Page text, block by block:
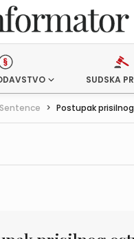
SUDSKA
Sentence > Postupak